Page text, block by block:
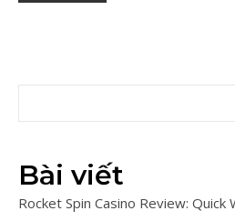
Bài viết
Rocket Spin Casino Review: Quick